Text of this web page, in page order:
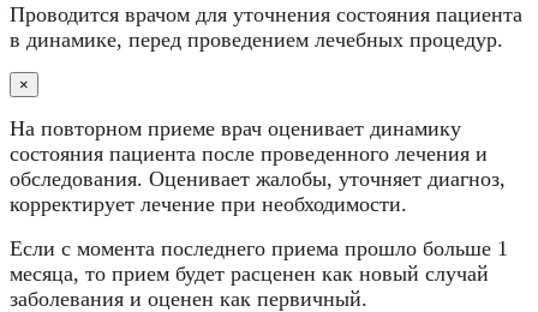
Проводится врачом для уточнения состояния пациента
в динамике, перед проведением лечебных процедур.
×
На повторном приеме врач оценивает динамику
состояния пациента после проведенного лечения и
обследования. Оценивает жалобы, уточняет диагноз,
корректирует лечение при необходимости.
Если с момента последнего приема прошло больше 1
месяца, то прием будет расценен как новый случай
заболевания и оценен как первичный.